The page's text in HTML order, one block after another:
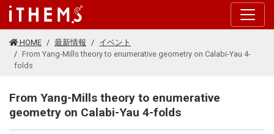
このページの本文に移動する
HOME 最新情報
イベント
From Yang-Mills theory to enumerative geometry on Calabi-Yau 4-
folds
From Yang-Mills theory to enumerative
geometry on Calabi-Yau 4-folds